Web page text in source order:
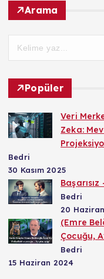
Arama
Popüler
Veri
Zeka:
Bedri
30 Kasım 2025
Bedri
20
(Emre
Çocuğu,
Bedri
15 Haziran 2024